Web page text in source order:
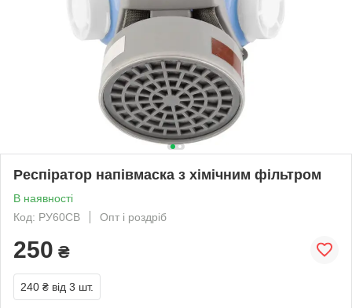
Респіратор напівмаска з хімічним фільтром
В наявності
Код: РУ60СВ
Опт і роздріб
250 ₴
240 ₴ від 3 шт.